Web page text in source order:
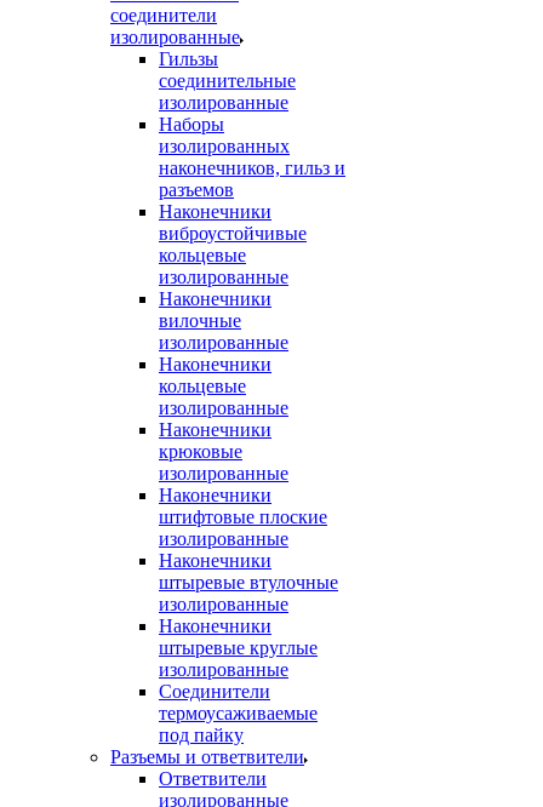
соединители
изолированные
Гильзы
соединительные
изолированные
Наборы
изолированных
наконечников, гильз и
разъемов
Наконечники
виброустойчивые
кольцевые
изолированные
Наконечники
вилочные
изолированные
Наконечники
кольцевые
изолированные
Наконечники
крюковые
изолированные
Наконечники
штифтовые плоские
изолированные
Наконечники
штыревые втулочные
изолированные
Наконечники
штыревые круглые
изолированные
Соединители
термоусаживаемые
под пайку
Разъемы и ответвители
Ответвители
изолированные